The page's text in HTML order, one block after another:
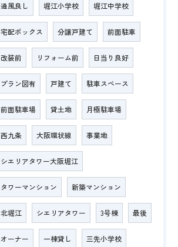
通風良し 堀江小学校 堀江中学校
宅配ボックス 分譲戸建て 前面駐車
改装前 リフォーム前 日当り良好
プラン図有 戸建て 駐車スペース
前面駐車場 貸土地 月極駐車場
西九条 大阪環状線 事業地
シエリアタワー大阪堀江
タワーマンション 新築マンション
北堀江 シエリアタワー 3号棟 最後
オーナー 一棟貸し 三先小学校